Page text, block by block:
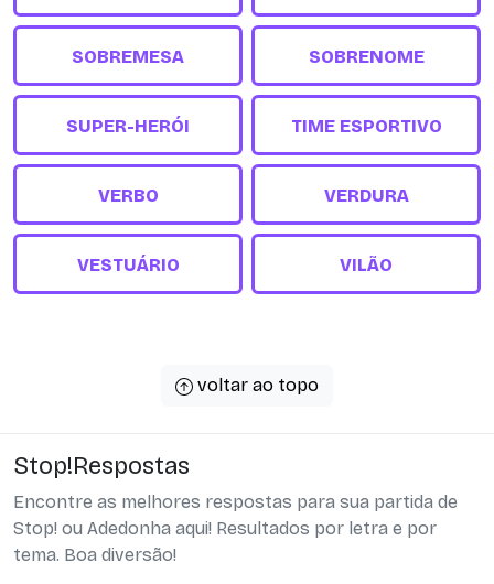
SOBREMESA SOBRENOME
SUPER-HERÓI TIME ESPORTIVO
VERBO VERDURA
VESTUÁRIO VILÃO
voltar ao topo
Stop!Respostas
Encontre as melhores respostas para sua partida de
Stop! ou Adedonha aqui! Resultados por letra e por
tema. Boa diversão!